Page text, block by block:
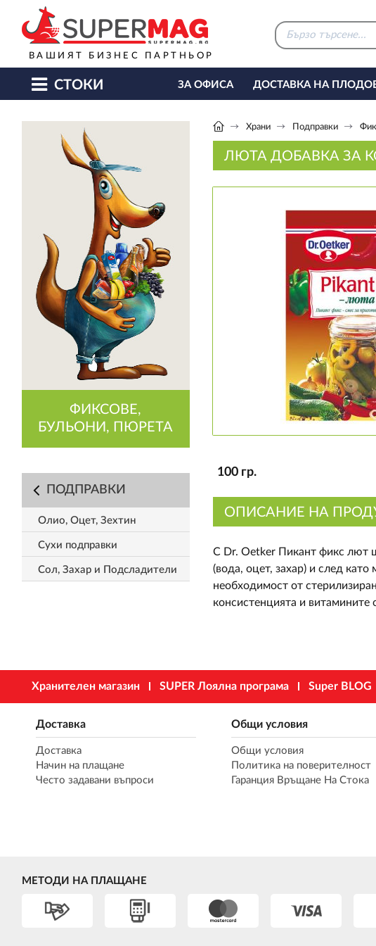
ВАШИЯТ БИЗНЕС ПАРТНЬОР
СТОКИ ЗА ОФИСА ДОСТАВКА НА
ФИКСОВЕ,
БУЛЬОНИ, ПЮРЕТА
ПОДПРАВКИ
Олио, Оцет, Зехтин
Сухи подправки
Сол, Захар и Подсладители
Храни Подправки
ЛЮТА ДОБАВКА ЗА
100 гр.
ОПИСАНИЕ НА
С Dr. Oetker Пикант фикс лют
(вода, оцет, захар) и след като
необходимост от
консистенцията и
Хранителен магазин SUPER Лоялна програма Super BLOG
Доставка
Доставка
Начин на плащане
Често задавани въпроси
Общи условия
Общи условия
Политика на поверителност
Гаранция Връщане На Стока
МЕТОДИ НА ПЛАЩАНЕ